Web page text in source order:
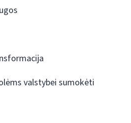
valstybei sumokėti